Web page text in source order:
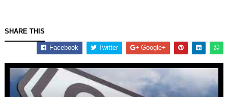
SHARE THIS
Facebook Twitter Google+